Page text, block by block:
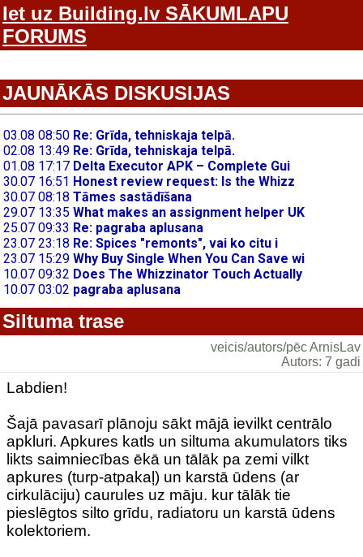
Iet uz Building.lv SĀKUMLAPU
FORUMS
JAUNĀKĀS DISKUSIJAS
Siltuma trase
veicis/autors/pēc ArnisLav
Autors: 7 gadi
Labdien!
Šajā pavasarī plānoju sākt mājā ievilkt centrālo
apkluri. Apkures katls un siltuma akumulators tiks
likts saimniecības ēkā un tālāk pa zemi vilkt
apkures (turp-atpakaļ) un karstā ūdens (ar
cirkulāciju) caurules uz māju. kur tālāk tie
pieslēgtos silto grīdu, radiatoru un karstā ūdens
kolektoriem.